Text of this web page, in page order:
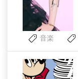
音楽